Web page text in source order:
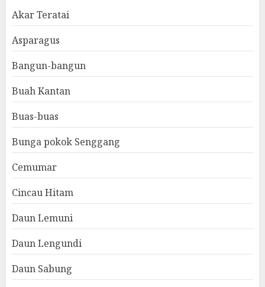
Akar Teratai
Asparagus
Bangun-bangun
Buah Kantan
Buas-buas
Bunga pokok Senggang
Cemumar
Cincau Hitam
Daun Lemuni
Daun Lengundi
Daun Sabung